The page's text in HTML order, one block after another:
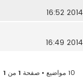
10 مواضيع • صفحة 1 من 1